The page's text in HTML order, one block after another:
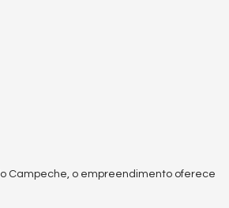
Campeche, o empreendimento oferece